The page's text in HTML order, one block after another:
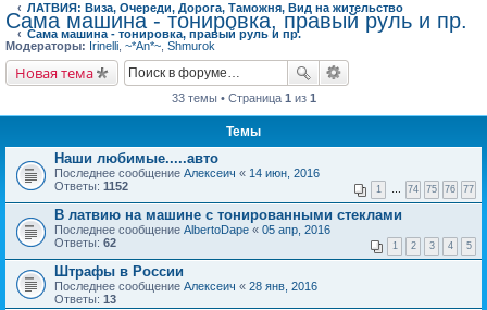
ЛАТВИЯ: Виза, Очереди, Дорога, Таможня, Вид на жительство
Сама машина - тонировка, правый руль и пр.
Сама машина - тонировка, правый руль и пр.
Модераторы: Irinelli ~*An*~ Shmurok
Новая тема
33 темы • Страница 1 из 1
Темы
Наши любимые.....авто
Последнее сообщение Алексеич « 14 июн, 2016
Ответы: 1152 1 74 75 76 77
В латвию на машине с тонированными стеклами
Последнее сообщение AlbertoDape « 05 апр, 2016
Ответы: 62 1 2 3 4 5
Штрафы в России
Последнее сообщение Алексеич « 28 янв, 2016
Ответы: 13